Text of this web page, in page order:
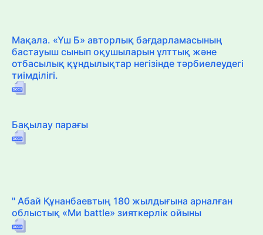
Мақала. «Үш Б» авторлық бағдарламасының
бастауыш сынып оқушыларын ұлттық және
отбасылық құндылықтар негізінде тәрбиелеудегі
тиімділігі.
Бақылау парағы
" Абай Құнанбаевтың 180 жылдығына арналған
облыстық «Ми battle» зияткерлік ойыны